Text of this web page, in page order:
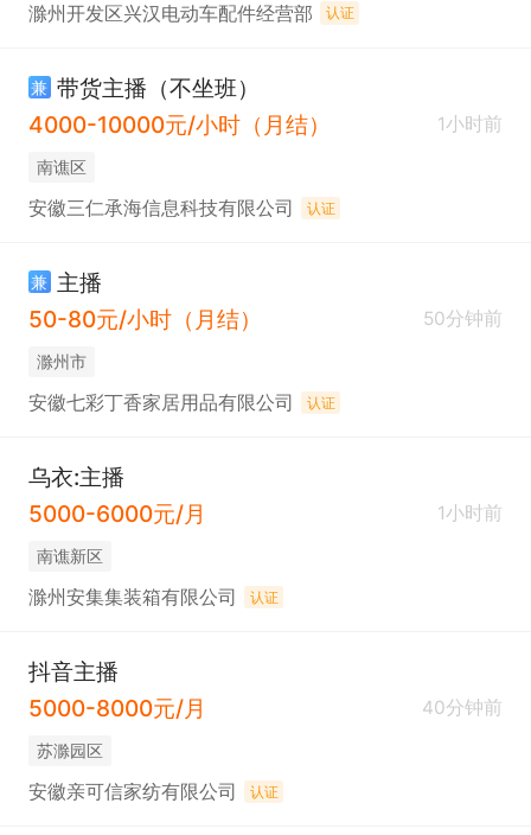
滁州开发区兴汉电动车配件经营部 认证
兼 带货主播（不坐班）
4000-10000元/小时（月结）
1小时前
南谯区
安徽三仁承海信息科技有限公司 认证
兼 主播
50-80元/小时（月结）
50分钟前
滁州市
安徽七彩丁香家居用品有限公司 认证
乌衣:主播
5000-6000元/月
1小时前
南谯新区
滁州安集集装箱有限公司 认证
抖音主播
5000-8000元/月
40分钟前
苏滁园区
安徽亲可信家纺有限公司 认证